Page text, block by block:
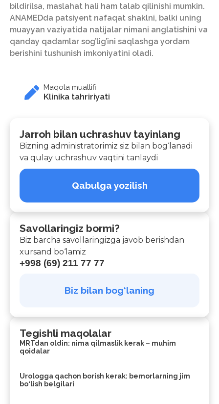
bildirilsa, maslahat hali ham talab qilinishi mumkin.
ANAMEDda patsiyent nafaqat shaklni, balki uning
muayyan vaziyatida natijalar nimani anglatishini va
qanday qadamlar sog’lig’ini saqlashga yordam
berishini tushunish imkoniyatini oladi.
Maqola muallifi
Klinika tahririyati
Jarroh bilan uchrashuv tayinlang
Bizning administratorimiz siz bilan bog‘lanadi
va qulay uchrashuv vaqtini tanlaydi
Qabulga yozilish
Savollaringiz bormi?
Biz barcha savollaringizga javob berishdan
xursand bo‘lamiz
+998 (69) 211 77 77
Biz bilan bog‘laning
Tegishli maqolalar
MRTdan oldin: nima qilmaslik kerak – muhim
qoidalar
Urologga qachon borish kerak: bemorlarning jim
bo‘lish belgilari